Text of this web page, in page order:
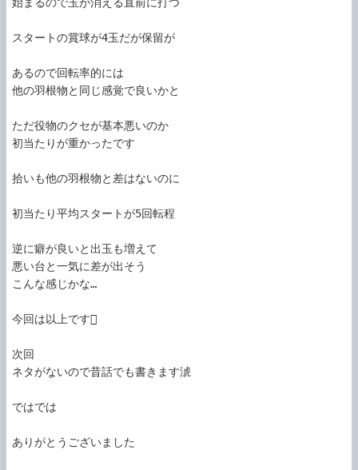
始まるので玉が消える直前に打つ
スタートの賞球が4玉だが保留が
あるので回転率的には
他の羽根物と同じ感覚で良いかと
ただ役物のクセが基本悪いのか
初当たりが重かったです
拾いも他の羽根物と差はないのに
初当たり平均スタートが5回転程
逆に癖が良いと出玉も増えて
悪い台と一気に差が出そう
こんな感じかな…
今回は以上です
次回
ネタがないので昔話でも書きます淲
ではでは
ありがとうございました